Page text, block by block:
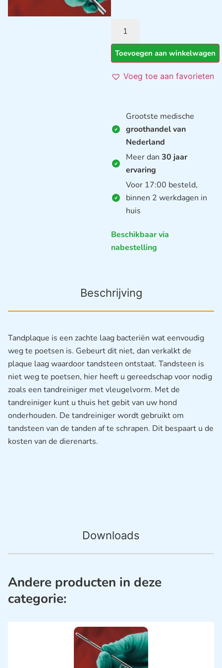
Toevoegen aan winkelwagen
Voeg toe aan favorieten
Grootste medische
groothandel van
Nederland
Meer dan 30 jaar
ervaring
Voor 17:00 besteld,
binnen 2 werkdagen in
huis
Beschikbaar via
nabestelling
Beschrijving
Downloads
Tandplaque is een zachte laag bacteriën wat eenvoudig
weg te poetsen is. Gebeurt dit niet, dan verkalkt de
plaque laag waardoor tandsteen ontstaat. Tandsteen is
niet weg te poetsen, hier heeft u gereedschap voor nodig
zoals een tandreiniger met vleugelvorm. Met de
tandreiniger kunt u thuis het gebit van uw hond
onderhouden. De tandreiniger wordt gebruikt om
tandsteen van de tanden af te schrapen. Dit bespaart u de
kosten van de dierenarts.
Andere producten in deze
categorie: